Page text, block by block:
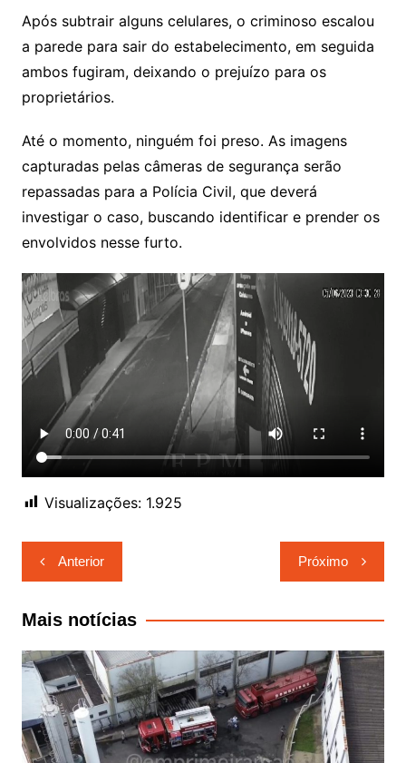
Após subtrair alguns celulares, o criminoso escalou
a parede para sair do estabelecimento, em seguida
ambos fugiram, deixando o prejuízo para os
proprietários.
Até o momento, ninguém foi preso. As imagens
capturadas pelas câmeras de segurança serão
repassadas para a Polícia Civil, que deverá
investigar o caso, buscando identificar e prender os
envolvidos nesse furto.
Visualizações: 1.925
Navegação
de
Post
Anterior Próximo
Mais notícias